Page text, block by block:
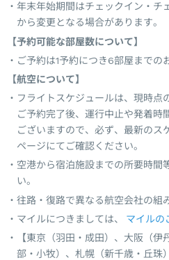
年末年始期間はチェックイン・チ
から変更となる場合があります。
【予約可能な部屋数について】
ご予約は1予約につき6部屋までの
【航空について】
フライトスケジュールは、現時点
ご予約完了後、運行中止や発着時
ございますので、必ず、最新のス
ページにてご確認ください。
空港から宿泊施設までの所要時間
い。
往路・復路で異なる航空会社の組
マイルにつきましては、
マイルの
【東京（羽田・成田）、大阪（
部・小牧）、札幌（新千歳・丘珠